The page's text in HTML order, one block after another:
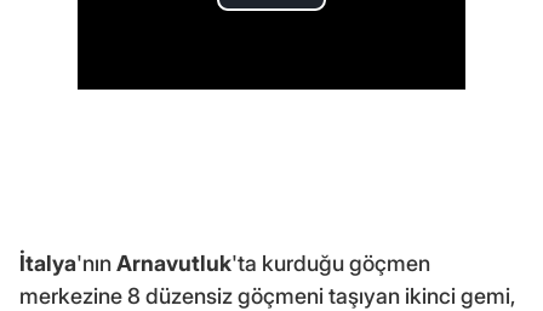
İtalya'nınArnavutluk'ta kurduğu göçmen
merkezine 8 düzensiz göçmeni taşıyan ikinci gemi,